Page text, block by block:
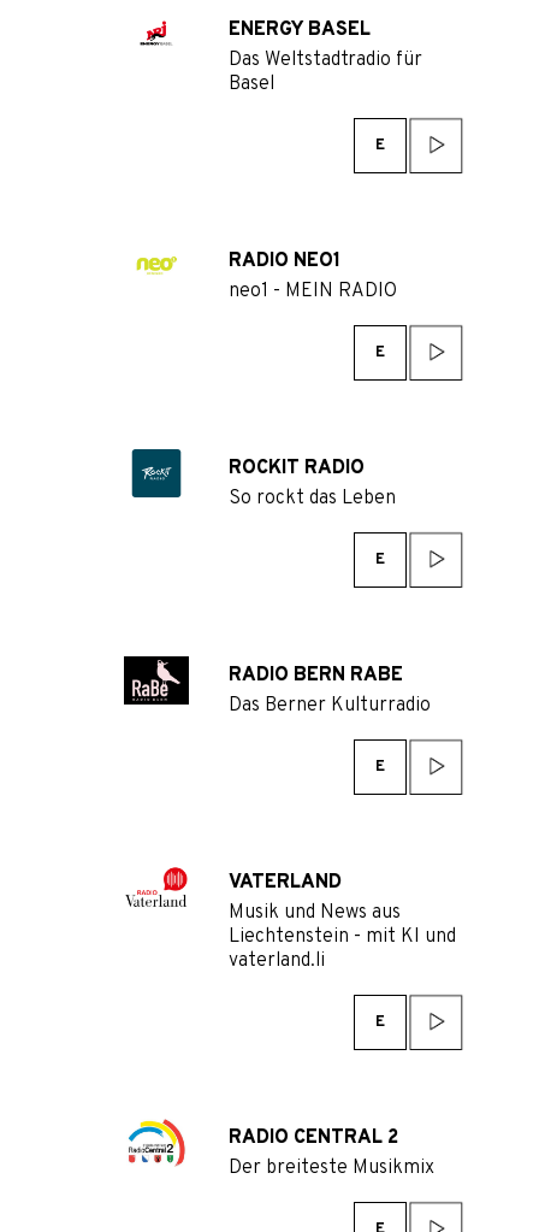
ENERGY BASEL
Das Weltstadtradio für
Basel
E
RADIO NEO1
neo1 - MEIN RADIO
E
ROCKIT RADIO
So rockt das Leben
E
RADIO BERN RABE
Das Berner Kulturradio
E
VATERLAND
Musik und News aus
Liechtenstein - mit KI und
vaterland.li
E
RADIO CENTRAL 2
Der breiteste Musikmix